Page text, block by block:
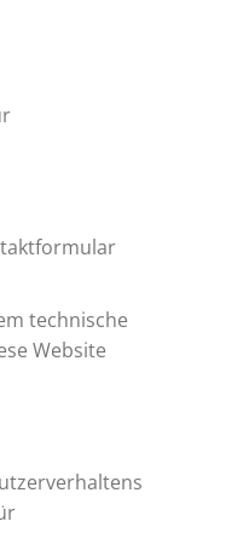
technische
Website